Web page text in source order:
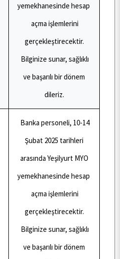
yemekhanesinde hesap
açma işlemlerini
gerçekleştirecektir.
Bilginize sunar, sağlıklı
ve başarılı bir dönem
dileriz.
Banka personeli, 10-14
Şubat 2025 tarihleri
arasında Yeşilyurt MYO
yemekhanesinde hesap
açma işlemlerini
gerçekleştirecektir.
Bilginize sunar, sağlıklı
ve başarılı bir dönem